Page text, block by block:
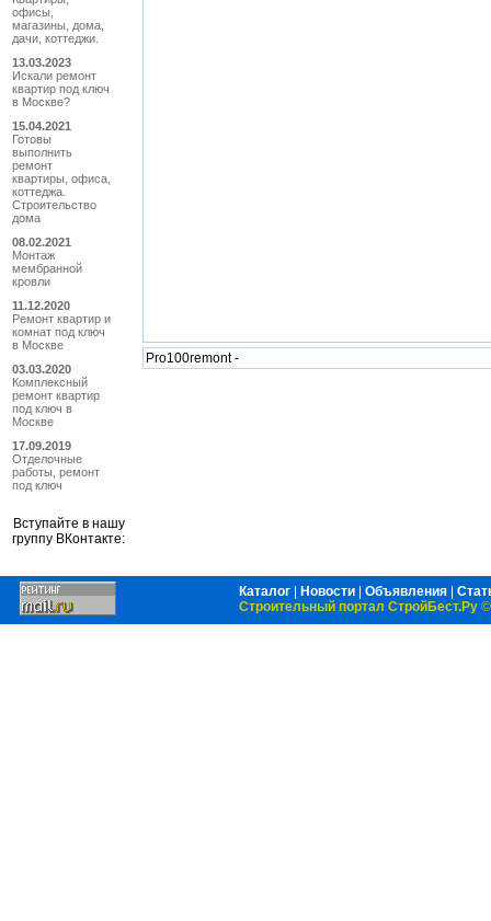
офисы,
магазины, дома,
дачи, коттеджи.
13.03.2023
Искали ремонт
квартир под ключ
в Москве?
15.04.2021
Готовы
выполнить
ремонт
квартиры, офиса,
коттеджа.
Строительство
дома
08.02.2021
Монтаж
мембранной
кровли
11.12.2020
Ремонт квартир и
комнат под ключ
в Москве
03.03.2020
Комплексный
ремонт квартир
под ключ в
Москве
17.09.2019
Отделочные
работы, ремонт
под ключ
Вступайте в нашу
группу ВКонтакте:
Pro100remont -
Каталог Новости Объявления
Строительный портал СтройБест.Ру